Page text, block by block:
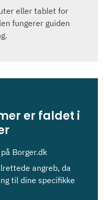
eller tablet for
fungerer guiden
er faldet i
Borger.dk
angreb, da
til dine specifikke